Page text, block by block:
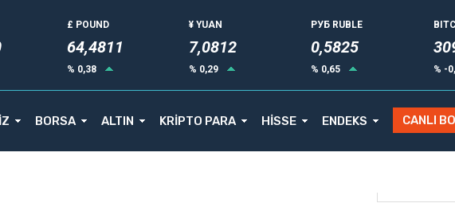
£ POUND
64,4811
% 0,38
¥ YUAN
7,0812
% 0,29
РУБ RUBLE
0,5834
% 0,65 % -
BORSA ALTIN KRİPTO PARA HİSSE ENDEKS CANLI